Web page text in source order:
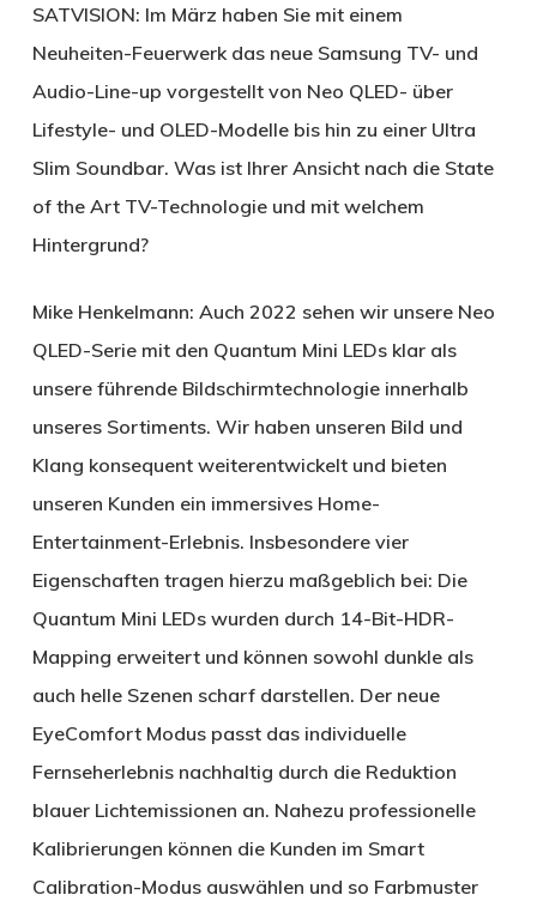
SATVISION: Im März haben Sie mit einem
Neuheiten-Feuerwerk das neue Samsung TV- und
Audio-Line-up vorgestellt von Neo QLED- über
Lifestyle- und OLED-Modelle bis hin zu einer Ultra
Slim Soundbar. Was ist Ihrer Ansicht nach die State
of the Art TV-Technologie und mit welchem
Hintergrund?
Mike Henkelmann: Auch 2022 sehen wir unsere Neo
QLED-Serie mit den Quantum Mini LEDs klar als
unsere führende Bildschirmtechnologie innerhalb
unseres Sortiments. Wir haben unseren Bild und
Klang konsequent weiterentwickelt und bieten
unseren Kunden ein immersives Home-
Entertainment-Erlebnis. Insbesondere vier
Eigenschaften tragen hierzu maßgeblich bei: Die
Quantum Mini LEDs wurden durch 14-Bit-HDR-
Mapping erweitert und können sowohl dunkle als
auch helle Szenen scharf darstellen. Der neue
EyeComfort Modus passt das individuelle
Fernseherlebnis nachhaltig durch die Reduktion
blauer Lichtemissionen an. Nahezu professionelle
Kalibrierungen können die Kunden im Smart
Calibration-Modus auswählen und so Farbmuster